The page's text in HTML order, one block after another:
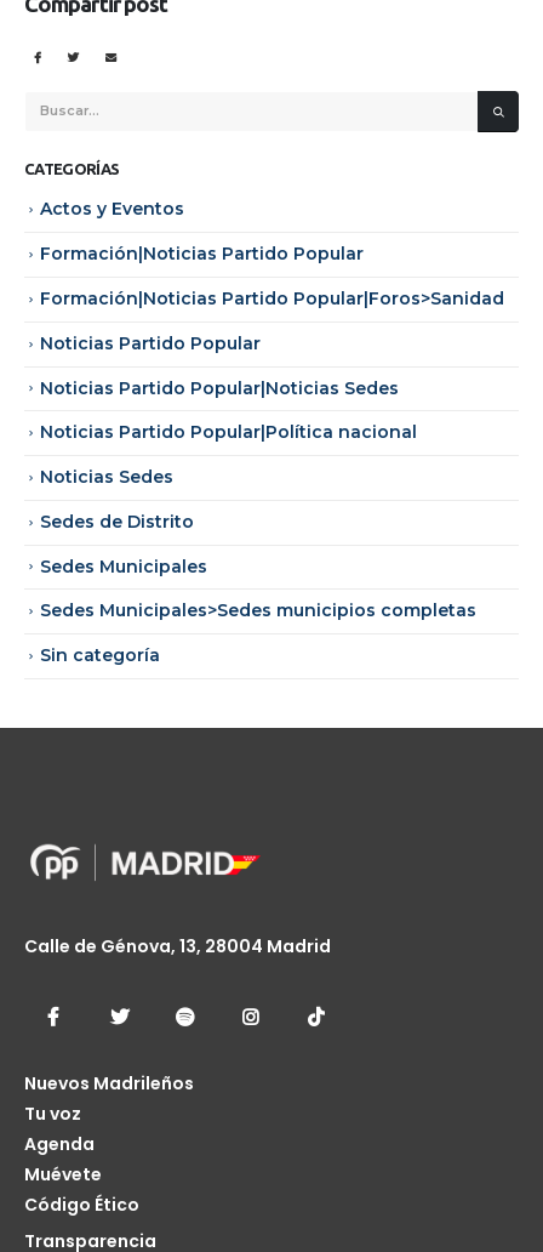
CATEGORÍAS
Actos y Eventos
Formación|Noticias Partido Popular
Formación|Noticias Partido Popular|Foros>Sanidad
Noticias Partido Popular
Noticias Partido Popular|Noticias Sedes
Noticias Partido Popular|Política nacional
Noticias Sedes
Sedes de Distrito
Sedes Municipales
Sedes Municipales>Sedes municipios completas
Sin categoría
Calle de Génova, 13, 28004 Madrid
Nuevos Madrileños
Tu voz
Agenda
Muévete
Código Ético
Transparencia